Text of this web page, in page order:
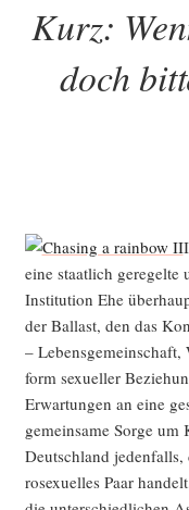
Kurz:
doch
eine staat­lich gere­gel­te
Insti­tu­ti­on Ehe
der Bal­last, den das
–
form sexu­el­ler
Erwar­tun­gen an eine
gemein­sa­me Sor­ge
Deutsch­land
ro­se­xu­el­les Paar